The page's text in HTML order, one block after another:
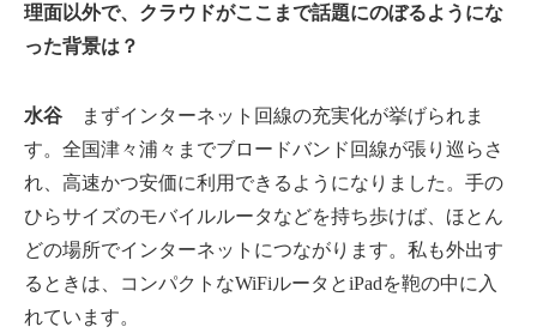
理面以外で、クラウドがここまで話題にのぼるようにな
った背景は？
水谷 まずインターネット回線の充実化が挙げられま
す。全国津々浦々までブロードバンド回線が張り巡らさ
れ、高速かつ安価に利用できるようになりました。手の
ひらサイズのモバイルルータなどを持ち歩けば、ほとん
どの場所でインターネットにつながります。私も外出す
るときは、コンパクトなWiFiルータとiPadを鞄の中に入
れています。